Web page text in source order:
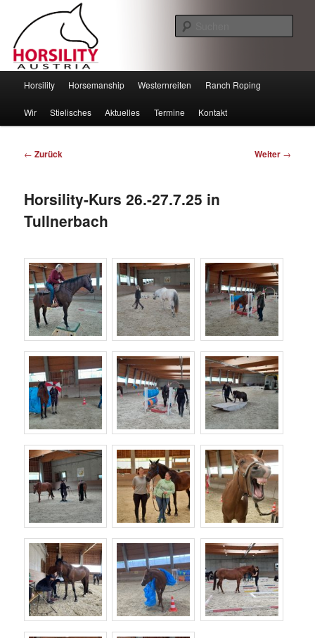
Horsility – Horsemanship
Zum
Inhalt
Zum
sekundären
Horsility Horsemanship Westernreiten Ranch Roping
Wir Stielisches Aktuelles Termine Kontakt
Beitragsnavigation
← Zurück Weiter →
Horsility-Kurs 26.-27.7.25 in
Tullnerbach